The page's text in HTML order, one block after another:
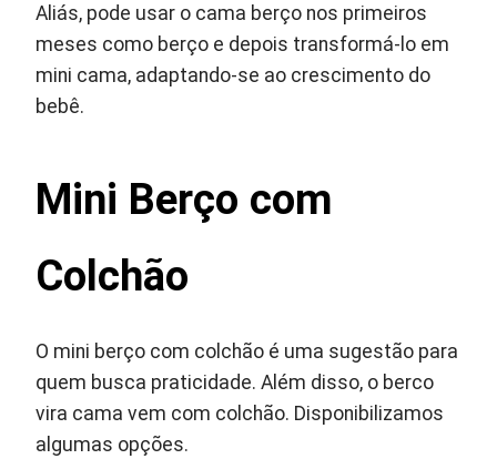
Aliás, pode usar o cama berço nos primeiros
meses como berço e depois transformá-lo em
mini cama, adaptando-se ao crescimento do
bebê.
Mini Berço com
Colchão
O mini berço com colchão é uma sugestão para
quem busca praticidade. Além disso, o berco
vira cama vem com colchão. Disponibilizamos
algumas opções.